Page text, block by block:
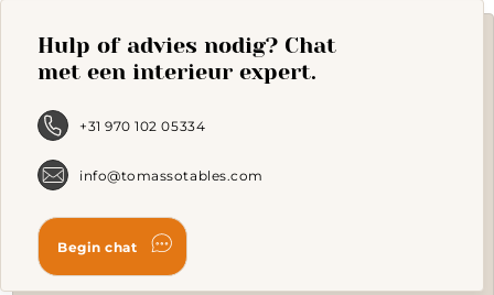
Hulp of advies nodig? Chat
met een interieur expert.
+31 970 102 05334
info@tomassotables.com